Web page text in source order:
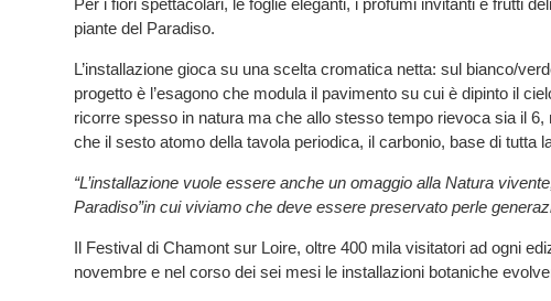
piante del Paradiso.
L’installazione gioca su una scelta cromatica netta: sul bianco/
progetto è l’esagono che modula il pavimento su cui è dipinto il
ricorre spesso in natura ma che allo stesso tempo rievoca sia il
che il sesto atomo della tavola periodica, il carbonio, base di tutta
“L’installazione vuole essere anche un omaggio alla Natura
Paradiso”in cui viviamo che deve essere preservato perle
Il Festival di Chamont sur Loire, oltre 400 mila visitatori ad ogni
novembre e nel corso dei sei mesi le installazioni botaniche